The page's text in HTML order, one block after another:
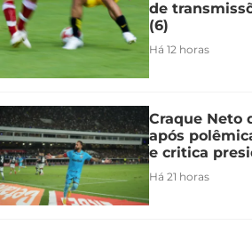
de
(6)
Há 12 horas
Craque Neto
após
e critica
Há 21 horas